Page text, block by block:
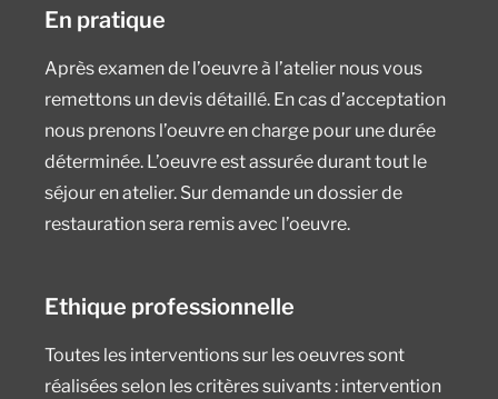
En pratique
Après examen de l’oeuvre à l’atelier nous vous
remettons un devis détaillé. En cas d’acceptation
nous prenons l’oeuvre en charge pour une durée
déterminée. L’oeuvre est assurée durant tout le
séjour en atelier. Sur demande un dossier de
restauration sera remis avec l’oeuvre.
Ethique professionnelle
Toutes les interventions sur les oeuvres sont
réalisées selon les critères suivants : intervention